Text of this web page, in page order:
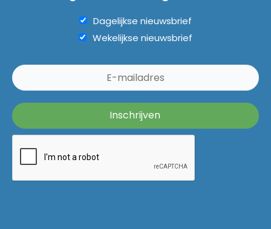
Dagelijkse nieuwsbrief
Wekelijkse nieuwsbrief